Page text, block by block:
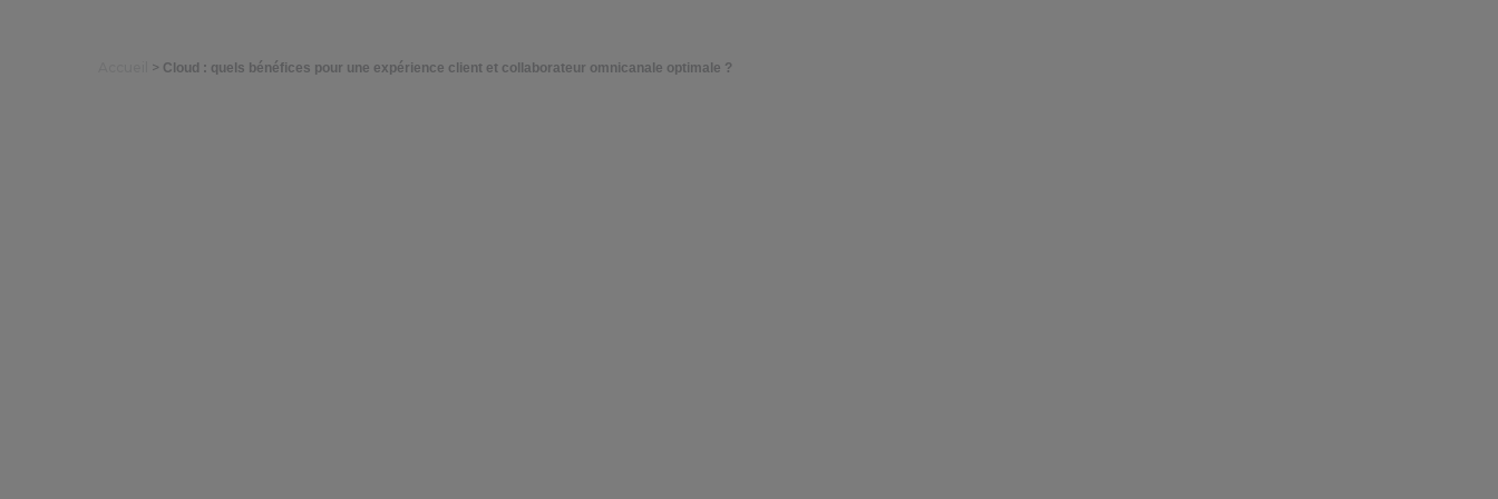
> Cloud : quels bénéfices pour une expérience client et collaborateur omnicanale optimale ?